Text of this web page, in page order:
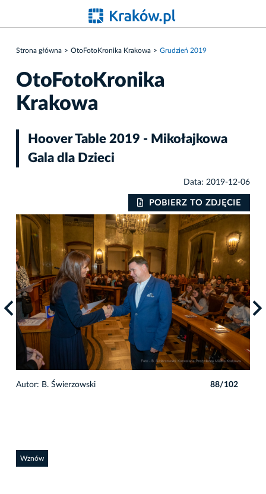
Strona główna OtoFotoKronika Krakowa Grudzień 2019
OtoFotoKronika
Krakowa
Hoover Table 2019 - Mikołajkowa
Gala dla Dzieci
Data: 2019-12-06
POBIERZ TO ZDJĘCIE
Autor: B. Świerzowski 88/102
Wznów